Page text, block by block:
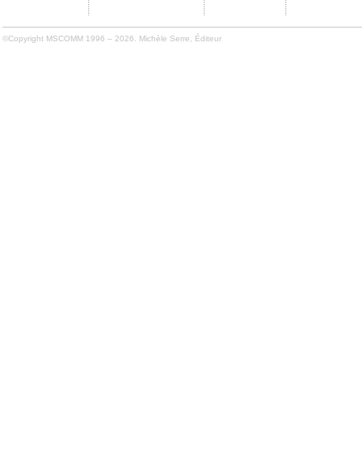
©Copyright MSCOMM 1996 – 2026. Michèle Serre, Éditeur